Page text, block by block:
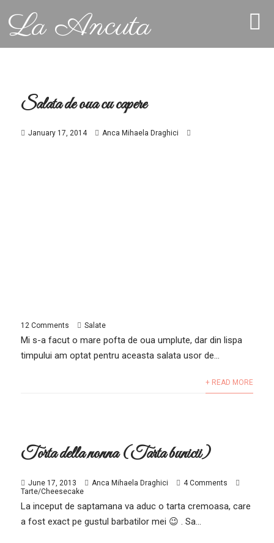
La Ancuta
Salata de oua cu capere
January 17, 2014 Anca Mihaela Draghici
12 Comments Salate
Mi s-a facut o mare pofta de oua umplute, dar din lispa
timpului am optat pentru aceasta salata usor de...
+ READ MORE
Torta della nonna (Tarta bunicii)
June 17, 2013 Anca Mihaela Draghici
4 Comments
Tarte/Cheesecake
La inceput de saptamana va aduc o tarta cremoasa, care
a fost exact pe gustul barbatilor mei 😉 . Sa...